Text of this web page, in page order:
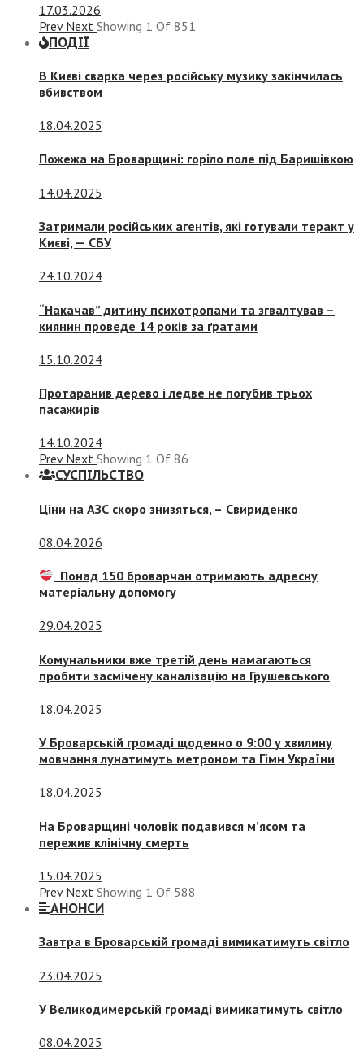
17.03.2026
Prev Next Showing 1 Of 851
ПОДІЇ
В Києві сварка через російську музику закінчилась
вбивством
18.04.2025
Пожежа на Броварщині: горіло поле під Баришівкою
14.04.2025
Затримали російських агентів, які готували теракт у
Києві, — СБУ
24.10.2024
“Накачав” дитину психотропами та згвалтував –
киянин проведе 14 років за ґратами
15.10.2024
Протаранив дерево і ледве не погубив трьох
пасажирів
14.10.2024
Prev Next Showing 1 Of 86
СУСПIЛЬСТВО
Ціни на АЗС скоро знизяться, – Свириденко
08.04.2026
Понад 150 броварчан отримають адресну
матеріальну допомогу
29.04.2025
Комунальники вже третій день намагаються
пробити засмічену каналізацію на Грушевського
18.04.2025
У Броварській громаді щоденно о 9:00 у хвилину
мовчання лунатимуть метроном та Гімн України
18.04.2025
На Броварщині чоловік подавився м’ясом та
пережив клінічну смерть
15.04.2025
Prev Next Showing 1 Of 588
АНОНСИ
Завтра в Броварській громаді вимикатимуть світло
23.04.2025
У Великодимерській громаді вимикатимуть світло
08.04.2025